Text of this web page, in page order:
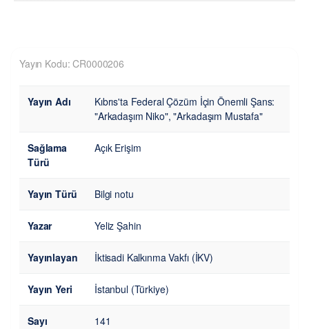
Yayın Kodu: CR0000206
Yayın Adı
Kıbrıs'ta Federal Çözüm İçin Önemli Şans:
"Arkadaşım Niko", "Arkadaşım Mustafa"
Sağlama
Türü
Açık Erişim
Yayın Türü Bilgi notu
Yazar Yeliz Şahin
Yayınlayan İktisadi Kalkınma Vakfı (İKV)
Yayın Yeri İstanbul (Türkiye)
Sayı 141